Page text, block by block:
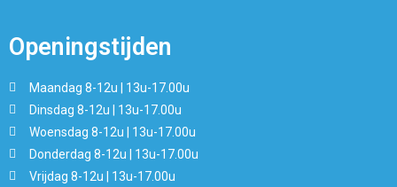
Openingstijden
Maandag 8-12u | 13u-17.00u
Dinsdag 8-12u | 13u-17.00u
Woensdag 8-12u | 13u-17.00u
Donderdag 8-12u | 13u-17.00u
Vrijdag 8-12u | 13u-17.00u